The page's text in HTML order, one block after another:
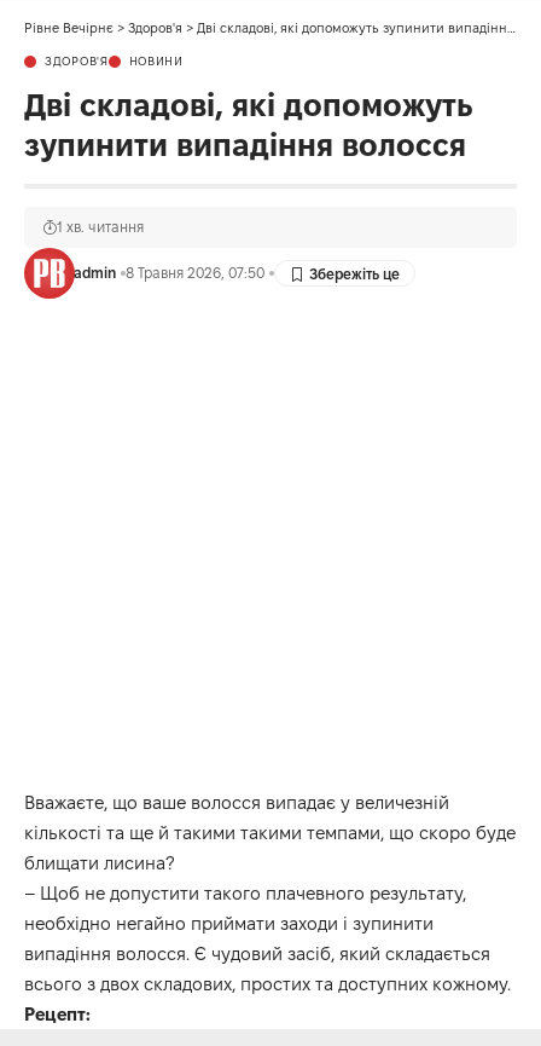
Рівне Вечірнє > Здоров'я > Дві складові, які допоможуть зупинити випадіння волосся
ЗДОРОВ'Я НОВИНИ
Дві складові, які допоможуть
зупинити випадіння волосся
admin 8 Травня 2026, 07:50
1 хв. читання
Вважаєте, що ваше волосся випадає у величезній
кількості та ще й такими такими темпами, що скоро буде
блищати лисина?
– Щоб не допустити такого плачевного результату,
необхідно негайно приймати заходи і зупинити
випадіння волосся. Є чудовий засіб, який складається
всього з двох складових, простих та доступних кожному.